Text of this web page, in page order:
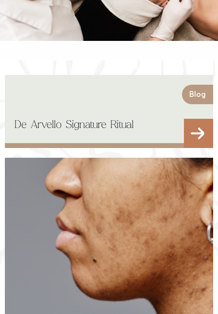
Jouw eerste afspraak
Meet the team
Blog
De Arvello Signature Ritual